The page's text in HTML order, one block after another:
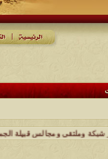
ومجالس قبيلة الجميل